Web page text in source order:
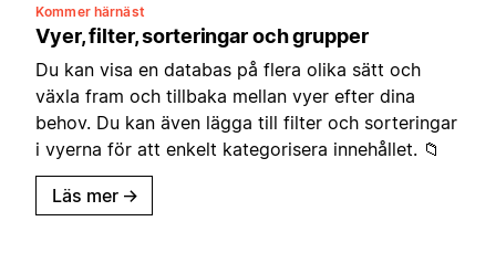
Kommer härnäst
Vyer, filter, sorteringar och grupper
Du kan visa en databas på flera olika sätt och
växla fram och tillbaka mellan vyer efter dina
behov. Du kan även lägga till filter och sorteringar
i vyerna för att enkelt kategorisera innehållet. 📁
Läs mer →